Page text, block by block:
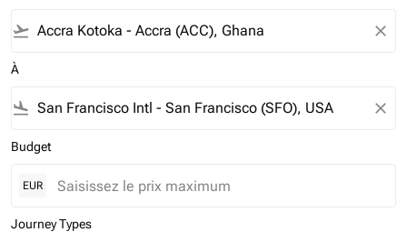
flight_takeoff close
À
flight_land close
Budget
EUR
Journey Types